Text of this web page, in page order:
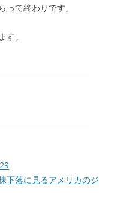
て終わりです。
。
下落に見るアメリカのジ